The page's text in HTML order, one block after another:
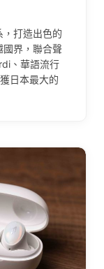
打造出色的
國界，聯合聲
、華語流行
日本最大的